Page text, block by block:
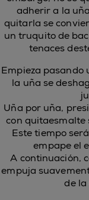
adherir a la
quitarla se
un truquito de
tenaces
Empieza
la uña se
Uña por uña,
con quitaesmalte
Este tiempo
empape el
A continuación,
empuja
de la